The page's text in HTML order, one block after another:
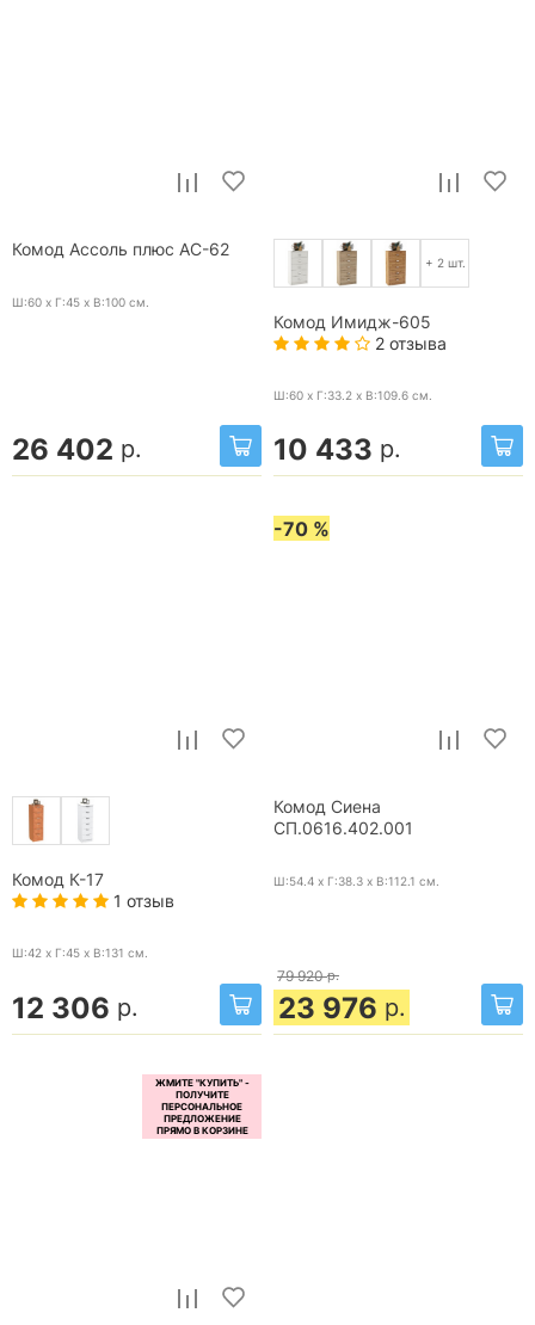
Комод Ассоль плюс АС-62
Ш:60 x Г:45 x В:100 см.
26 402 р.
+ 2 шт.
Комод Имидж-605
2 отзыва
Ш:60 x Г:33.2 x В:109.6 см.
10 433 р.
Комод К-17
1 отзыв
Ш:42 x Г:45 x В:131 см.
12 306 р.
-70 %
Комод Сиена
СП.0616.402.001
Ш:54.4 x Г:38.3 x В:112.1 см.
79 920 р.
23 976 р.